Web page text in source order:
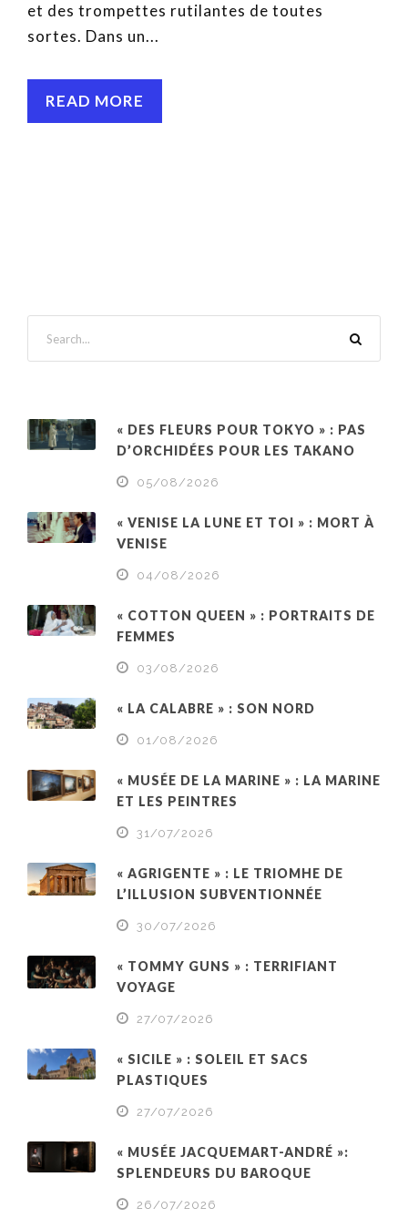
et des trompettes rutilantes de toutes
sortes. Dans un...
READ MORE
« DES FLEURS POUR TOKYO » : PAS
D’ORCHIDÉES POUR LES TAKANO
05/08/2026
« VENISE LA LUNE ET TOI » : MORT À
VENISE
04/08/2026
« COTTON QUEEN » : PORTRAITS DE
FEMMES
03/08/2026
« LA CALABRE » : SON NORD
01/08/2026
« MUSÉE DE LA MARINE » : LA MARINE
ET LES PEINTRES
31/07/2026
« AGRIGENTE » : LE TRIOMHE DE
L’ILLUSION SUBVENTIONNÉE
30/07/2026
« TOMMY GUNS » : TERRIFIANT
VOYAGE
27/07/2026
« SICILE » : SOLEIL ET SACS
PLASTIQUES
27/07/2026
« MUSÉE JACQUEMART-ANDRÉ »:
SPLENDEURS DU BAROQUE
26/07/2026